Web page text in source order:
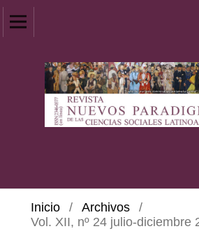
Inicio / Archivos
/
Vol. XII, nº 24 julio-diciembre